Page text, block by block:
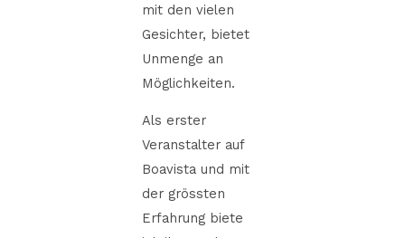
mit den vielen
Gesichter, bietet
Unmenge an
Möglichkeiten.
Als erster
Veranstalter auf
Boavista und mit
der grössten
Erfahrung biete